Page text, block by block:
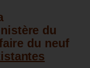
du
du neuf